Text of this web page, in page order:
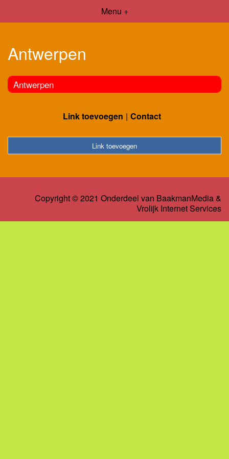
Menu +
Antwerpen
Antwerpen
Link toevoegen Contact
Link toevoegen
Copyright © 2021 Onderdeel van BaakmanMedia&
Vrolijk Internet Services